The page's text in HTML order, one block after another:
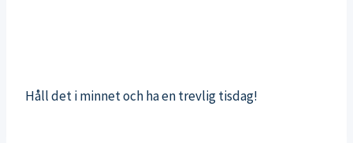
Håll det i minnet och ha en trevlig tisdag!